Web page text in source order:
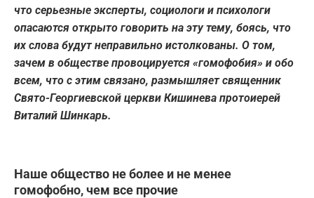
что серьезные эксперты, социологи и психологи
опасаются открыто говорить на эту тему, боясь, что
их слова будут неправильно истолкованы. О том,
зачем в обществе провоцируется «гомофобия» и обо
всем, что с этим связано, размышляет священник
Свято-Георгиевской церкви Кишинева протоиерей
Виталий Шинкарь.
Наше общество не более и не менее
гомофобно, чем все прочие